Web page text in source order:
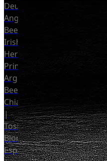
Deutsches
Angus
Beef
Irish
Hereford
Prime
Argentina
Beef
Chianina
|
Toskana
Blonda
Espanola